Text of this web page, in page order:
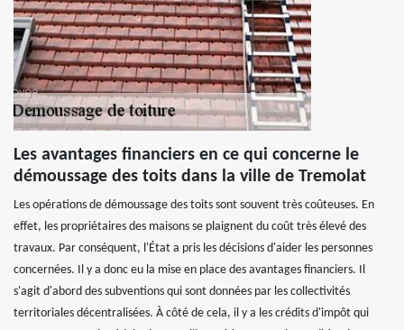
Les avantages financiers en ce qui concerne le
démoussage des toits dans la ville de Tremolat
Les opérations de démoussage des toits sont souvent très coûteuses. En
effet, les propriétaires des maisons se plaignent du coût très élevé des
travaux. Par conséquent, l'État a pris les décisions d'aider les personnes
concernées. Il y a donc eu la mise en place des avantages financiers. Il
s'agit d'abord des subventions qui sont données par les collectivités
territoriales décentralisées. À côté de cela, il y a les crédits d'impôt qui